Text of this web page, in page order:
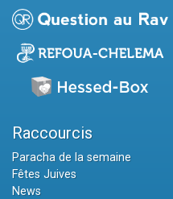
Raccourcis
Paracha de la semaine
Fêtes Juives
News